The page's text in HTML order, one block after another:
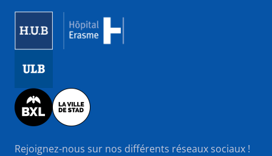
Image
Rejoignez-nous sur nos différents réseaux sociaux !